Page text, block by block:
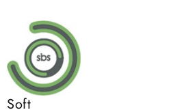
content
Soft